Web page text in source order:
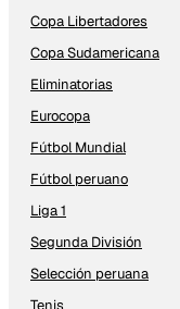
Copa Libertadores
Copa Sudamericana
Eliminatorias
Eurocopa
Fútbol Mundial
Fútbol peruano
Liga 1
Segunda División
Selección peruana
Tenis